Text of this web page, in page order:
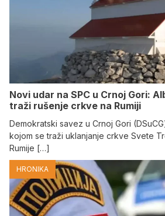
Novi udar na SPC u Crnoj Gori:
traži rušenje crkve na Rumiji
Demokratski savez u Crnoj Gori
kojom se traži uklanjanje crkve Svete
Rumije […]
HRONIKA